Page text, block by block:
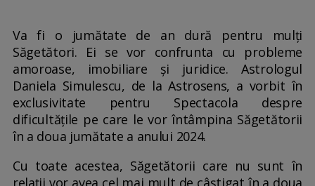
Va fi o jumătate de an dură pentru mulți
Săgetători. Ei se vor confrunta cu probleme
amoroase, imobiliare și juridice. Astrologul
Daniela Simulescu, de la Astrosens, a vorbit în
exclusivitate pentru Spectacola despre
dificultățile pe care le vor întâmpina Săgetătorii
în a doua jumătate a anului 2024.
Cu toate acestea, Săgetătorii care nu sunt în
relații vor avea cel mai mult de câștigat în a doua